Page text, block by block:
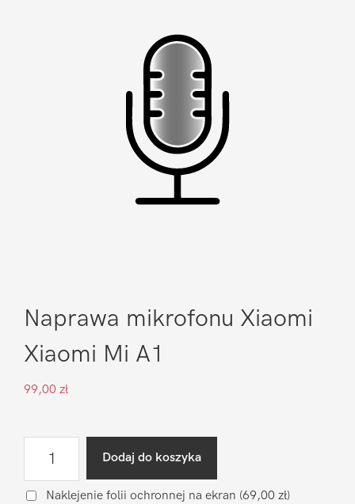
Naprawa mikrofonu Xiaomi
Xiaomi Mi A1
99,00 zł
mikrofonu
Dodaj do koszyka
Naklejenie folii ochronnej na ekran (69,00 zł)